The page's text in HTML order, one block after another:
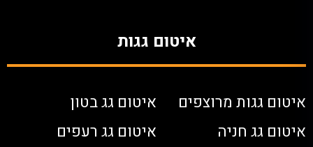
איטום גגות
איטום גגות מרוצפים
איטום גג בטון
איטום גג חניה
איטום גג רעפים